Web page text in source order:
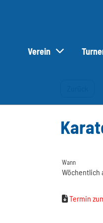
Verein
Wann
Wöchentlich
Termin